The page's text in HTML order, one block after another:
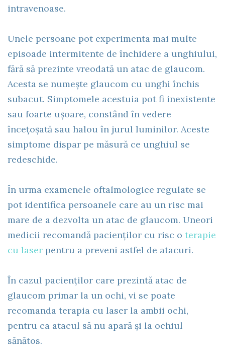
intravenoase.
Unele persoane pot experimenta mai multe
episoade intermitente de închidere a unghiului,
fără să prezinte vreodată un atac de glaucom.
Acesta se numește glaucom cu unghi închis
subacut. Simptomele acestuia pot fi inexistente
sau foarte ușoare, constând în vedere
încețoșată sau halou în jurul luminilor. Aceste
simptome dispar pe măsură ce unghiul se
redeschide.
În urma examenele oftalmologice regulate se
pot identifica persoanele care au un risc mai
mare de a dezvolta un atac de glaucom. Uneori
medicii recomandă pacienților cu risc o terapie
cu laser pentru a preveni astfel de atacuri.
În cazul pacienților care prezintă atac de
glaucom primar la un ochi, vi se poate
recomanda terapia cu laser la ambii ochi,
pentru ca atacul să nu apară și la ochiul
sănătos.